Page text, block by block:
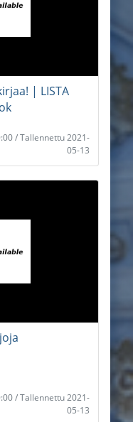
| LISTA
/ Tallennettu 2021-
05-13
/ Tallennettu 2021-
05-13